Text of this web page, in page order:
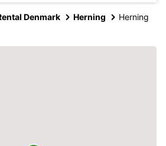
Denmark Herning Herning